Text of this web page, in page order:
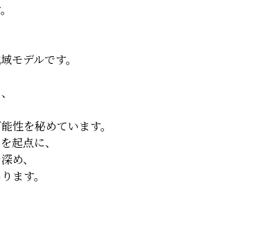
モデルです。
性を秘めています。
起点に、
め、
ます。